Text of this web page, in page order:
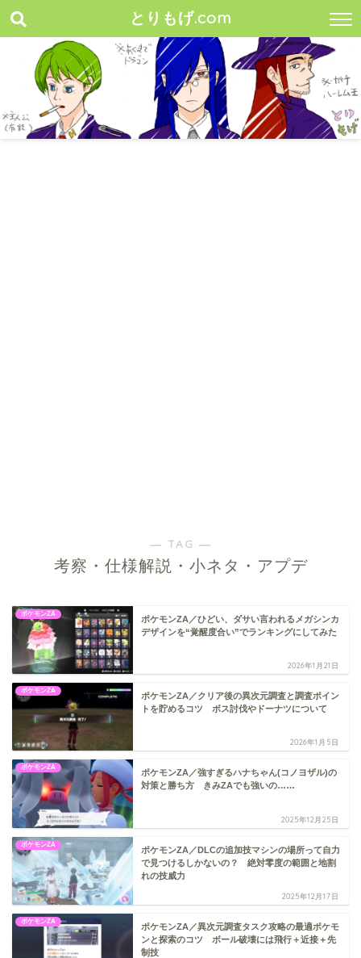
とりもげ.com
― TAG ―
考察・仕様解説・小ネタ・アプデ
ポケモンZA
ポケモンZA／ひどい、ダサい言われるメガシンカ
デザインを“覚醒度合い”でランキングにしてみた
2026年1月21日
ポケモンZA
ポケモンZA／クリア後の異次元調査と調査ポイン
トを貯めるコツ ボス討伐やドーナツについて
2026年1月5日
ポケモンZA
ポケモンZA／強すぎるハナちゃん(コノヨザル)の
対策と勝ち方 きみZAでも強いの……
2025年12月25日
ポケモンZA
ポケモンZA／DLCの追加技マシンの場所って自力
で見つけるしかないの？ 絶対零度の範囲と地割
れの技威力
2025年12月17日
ポケモンZA
ポケモンZA／異次元調査タスク攻略の最適ポケモ
ンと探索のコツ ボール破壊には飛行＋近接＋先
制技